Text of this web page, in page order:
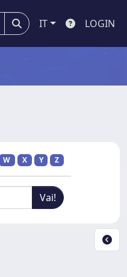
IT LOGIN
W X Y Z